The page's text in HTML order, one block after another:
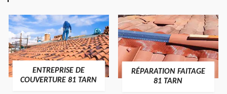
ENTREPRISE DE
COUVERTURE 81 TARN
RÉPARATION FAITAGE
81 TARN